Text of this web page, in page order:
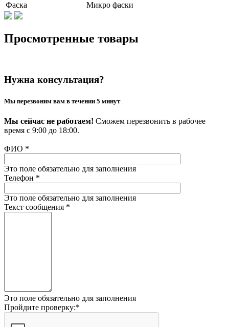
Фаска
Микро фаски
Просмотренные товары
Нужна консультация?
Мы перезвоним вам в течении 5 минут
Мы сейчас не работаем! Сможем перезвонить в рабочее
время с 9:00 до 18:00.
ФИО *
Это поле обязательно для заполнения
Телефон *
Это поле обязательно для заполнения
Текст сообщения *
Это поле обязательно для заполнения
Пройдите проверку:*